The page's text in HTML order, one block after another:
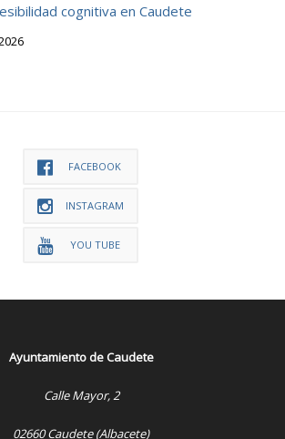
cognitiva en Caudete
FACEBOOK
INSTAGRAM
YOU TUBE
Ayuntamiento de Caudete
Calle Mayor, 2
02660 Caudete (Albacete)